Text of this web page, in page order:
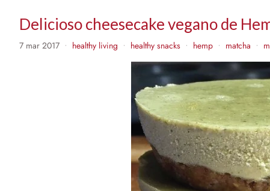
Delicioso cheesecake vegano de
7 mar 2017 • healthy living • healthy snacks • hemp • matcha •